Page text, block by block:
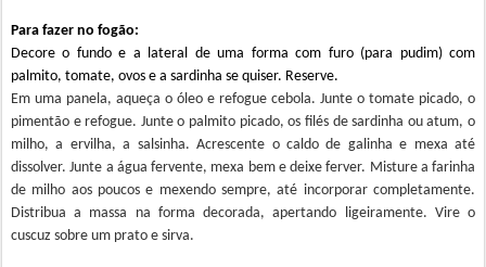
Para fazer no fogão:
Decore o fundo e a lateral de uma forma com furo (para pudim) com
palmito, tomate, ovos e a sardinha se quiser. Reserve.
Em uma panela, aqueça o óleo e refogue cebola. Junte o tomate picado, o
pimentão e refogue. Junte o palmito picado, os filés de sardinha ou atum, o
milho, a ervilha, a salsinha. Acrescente o caldo de galinha e mexa até
dissolver. Junte a água fervente, mexa bem e deixe ferver. Misture a farinha
de milho aos poucos e mexendo sempre, até incorporar completamente.
Distribua a massa na forma decorada, apertando ligeiramente. Vire o
cuscuz sobre um prato e sirva.